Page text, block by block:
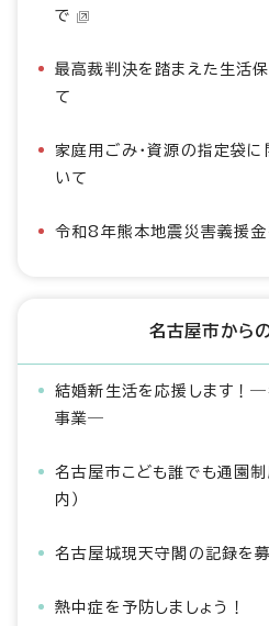
で
最高裁判決を踏まえた生活
て
家庭用ごみ・資源の指定袋
いて
令和8年熊本地震災害義援金
名古屋市から
結婚新生活を応援します！
事業―
名古屋市こども誰でも通園
内）
名古屋城現天守閣の記録を
熱中症を予防しましょう！